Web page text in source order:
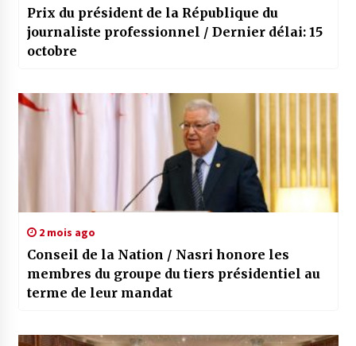
Prix du président de la République du
journaliste professionnel / Dernier délai: 15
octobre
2 mois ago
Conseil de la Nation / Nasri honore les
membres du groupe du tiers présidentiel au
terme de leur mandat